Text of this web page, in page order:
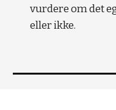
vurdere om det
eller ikke.